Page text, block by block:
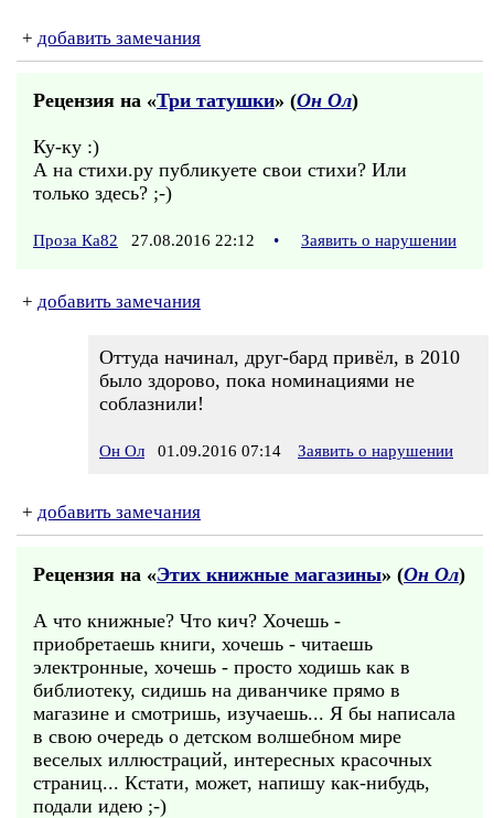
+ добавить замечания
Рецензия на «Три татушки» (Он Ол)
Ку-ку :)
А на стихи.ру публикуете свои стихи? Или
только здесь? ;-)
Проза Ка82 27.08.2016 22:12 • Заявить о нарушении
+ добавить замечания
Оттуда начинал, друг-бард привёл, в 2010
было здорово, пока номинациями не
соблазнили!
Он Ол 01.09.2016 07:14 Заявить о нарушении
+ добавить замечания
Рецензия на «Этих книжные магазины» (Он Ол)
А что книжные? Что кич? Хочешь -
приобретаешь книги, хочешь - читаешь
электронные, хочешь - просто ходишь как в
библиотеку, сидишь на диванчике прямо в
магазине и смотришь, изучаешь... Я бы написала
в свою очередь о детском волшебном мире
веселых иллюстраций, интересных красочных
страниц... Кстати, может, напишу как-нибудь,
подали идею ;-)